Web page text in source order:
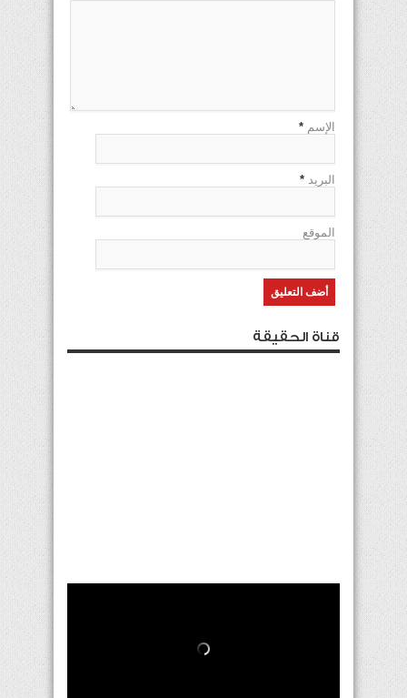
الإسم *
البريد *
الموقع
قناة الحقيقة